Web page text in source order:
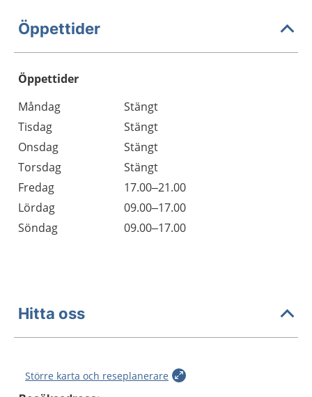
Öppettider
Öppettider
Dag
Öppettider
Kommentarer
Måndag
Stängt
Tisdag
Stängt
Onsdag
Stängt
Torsdag
Stängt
Fredag
17.00–21.00
Lördag
09.00–17.00
Söndag
09.00–17.00
Hitta oss
Större karta och reseplanerare